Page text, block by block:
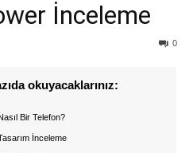
İnceleme
0
okuyacaklarınız:
Bir Telefon?
İnceleme